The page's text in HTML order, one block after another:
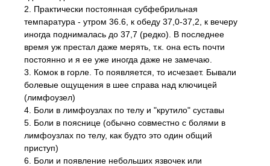
2. Практически постоянная субфебрильная
темпаратура - утром 36.6, к обеду 37,0-37,2, к вечеру
иногда поднималась до 37,7 (редко). В последнее
время уж престал даже мерять, т.к. она есть почти
постоянно и я ее уже иногда даже не замечаю.
3. Комок в горле. То появляется, то исчезает. Бывали
болевые ощущения в шее справа над ключицей
(лимфоузел)
4. Боли в лимфоузлах по телу и "крутило" суставы
5. Боли в пояснице (обычно совместно с болями в
лимфоузлах по телу, как будто это один общий
приступ)
6. Боли и появление небольших язвочек или